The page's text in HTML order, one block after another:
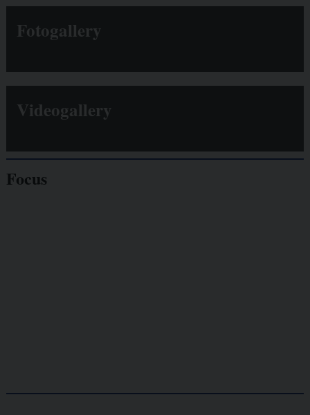
Fotogallery
Videogallery
Focus